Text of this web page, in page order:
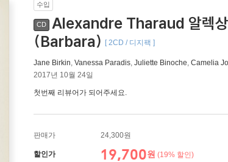
수입
CD
Alexandre Tharaud 알렉상
(Barbara)
[ 2CD / 디지팩 ]
Jane Birkin, Vanessa Paradis, Juliette Binoche, Camelia
2017년 10월 24일
첫번째 리뷰어가 되어주세요.
판매가 24,300원
할인가 19,700원 (19% 할인)